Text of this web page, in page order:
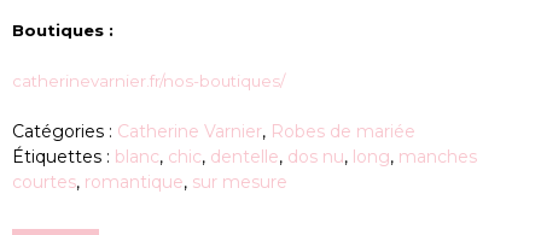
Boutiques :
catherinevarnier.fr/nos-boutiques/
Catégories : Catherine Varnier, Robes de mariée
Étiquettes : blanc, chic, dentelle, dos nu, long, manches
courtes, romantique, sur mesure